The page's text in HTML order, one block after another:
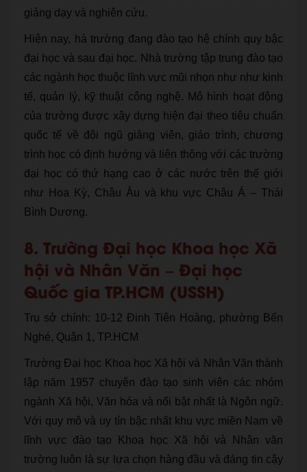
giảng dạy và nghiên cứu.
Hiện nay, hà trường đang đào tạo hệ chính quy bậc
đại học và sau đại học. Nhà trường tập trung đào tạo
các ngành học thuộc lĩnh vực mũi nhọn như như kinh
tế, quản lý, kỹ thuật công nghệ. Mô hình hoạt động
của trường được xây dựng hiện đại theo tiêu chuẩn
quốc tế về đội ngũ giảng viên, giáo trình, chương
trình học có định hướng và liên thông với các trường
đại học có thứ hạng cao ở các nước trên thế giới
như Hoa Kỳ, Châu Âu và khu vực Châu Á – Thái
Bình Dương.
8. Trường Đại học Khoa học Xã
hội và Nhân Văn – Đại học
Quốc gia TP.HCM (USSH)
Trụ sở chính: 10-12 Đinh Tiên Hoàng, phường Bến
Nghé, Quận 1, TP.HCM
Trường Đại học Khoa học Xã hội và Nhân Văn thành
lập năm 1957 chuyên đào tạo sinh viên các nhóm
ngành Xã hội, Văn hóa và nổi bật nhất là Ngôn ngữ.
Với quy mô và uy tín bậc nhất khu vực miền Nam về
lĩnh vực đào tạo Khoa học Xã hội và Nhân văn
trường luôn là sự lựa chọn hàng đầu và đáng tin cậy